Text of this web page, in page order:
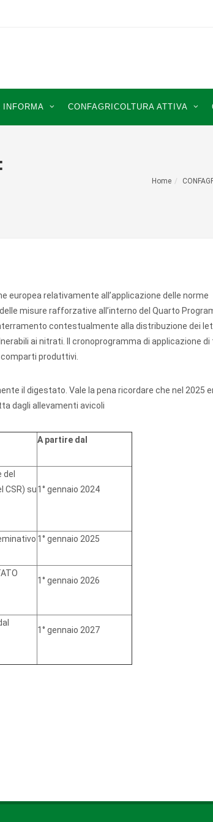
INFORMA CONFAGRICOLTURA ATTIVA
Home
europea relativamente all’applicazione delle norme
misure rafforzative all’interno del Quarto
contestualmente alla distribuzione dei
ai nitrati. Il cronoprogramma di applicazione di
produttivi.
il digestato. Vale la pena ricordare che nel 2025
dagli allevamenti avicoli
A partire dal
CSR) su1° gennaio 2024
1° gennaio 2025
1° gennaio 2026
1° gennaio 2027